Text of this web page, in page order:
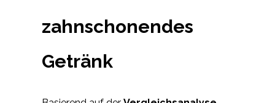
zahnschonendes
Getränk